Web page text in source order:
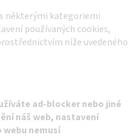
některými kategoriemi
používaných cookies,
níže uvedeného
ad-blocker nebo jiné
náš web, nastavení
webu nemusí